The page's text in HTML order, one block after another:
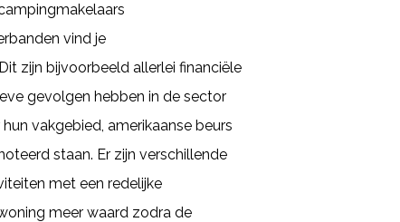
vind je
zijn bijvoorbeeld allerlei financiële
gevolgen hebben in de sector
vakgebied, amerikaanse beurs
staan. Er zijn verschillende
met een redelijke
meer waard zodra de